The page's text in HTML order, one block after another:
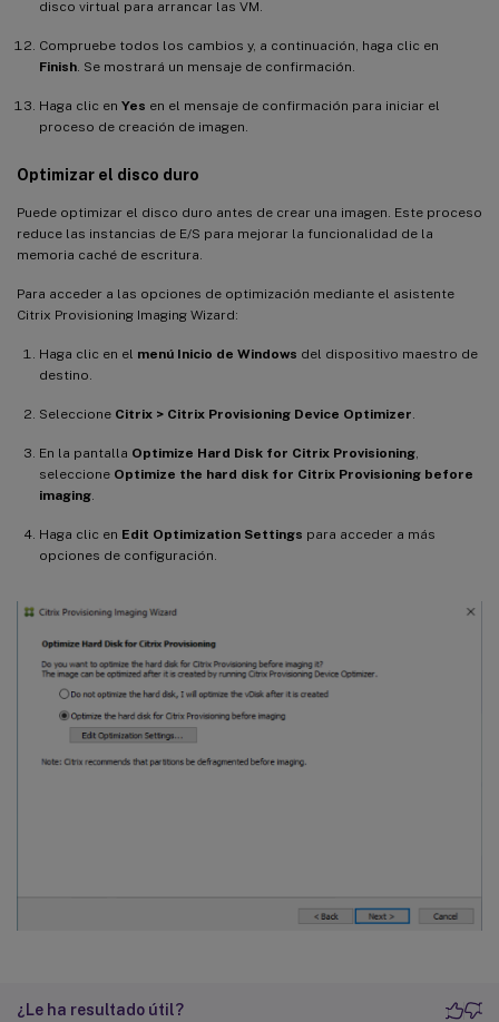
disco virtual para arrancar las VM.
Compruebe todos los cambios y, a continuación, haga clic en
Finish . Se mostrará un mensaje de confirmación.
Haga clic en Yes en el mensaje de confirmación para iniciar el
proceso de creación de imagen.
Optimizar el disco duro
Puede optimizar el disco duro antes de crear una imagen. Este proceso
reduce las instancias de E/S para mejorar la funcionalidad de la
memoria caché de escritura.
Para acceder a las opciones de optimización mediante el asistente
Citrix Provisioning Imaging Wizard:
Haga clic en el menú Inicio de Windows del dispositivo maestro de
destino.
Seleccione Citrix > Citrix Provisioning Device Optimizer
En la pantalla Optimize Hard Disk for Citrix Provisioning
seleccione Optimize the hard disk for Citrix Provisioning before
imaging
Haga clic en Edit Optimization Settings para acceder a más
opciones de configuración.
¿Le ha resultado útil?